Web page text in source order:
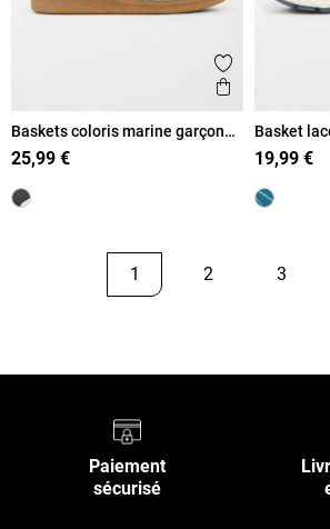
Ajouter aux
Aperçu rapide
Baskets coloris marine garçon
(24-30)
25,99 €
Basket
(24-30)
19,99 €
1 2 3
Paiement
sécurisé